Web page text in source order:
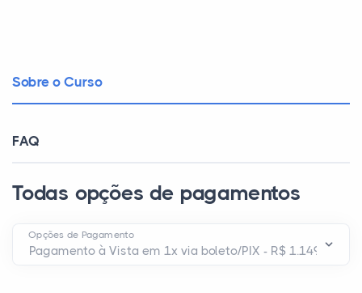
Sobre o Curso
FAQ
Todas opções de pagamentos
Opções de Pagamento